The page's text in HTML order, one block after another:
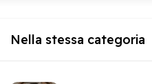
Nella stessa categoria